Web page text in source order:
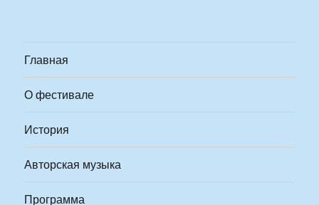
Главная
О фестивале
История
Авторская музыка
Программа